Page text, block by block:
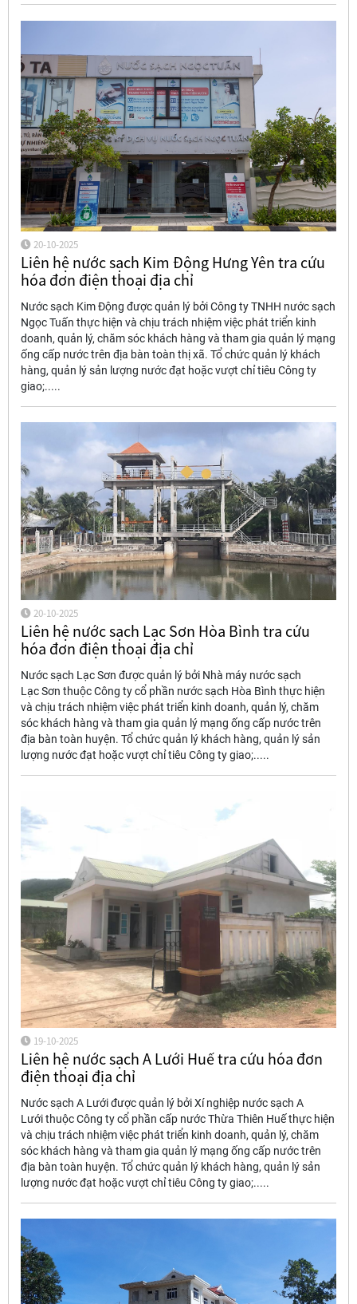
20-10-2025
Liên hệ nước sạch Kim Động Hưng Yên tra cứu
hóa đơn điện thoại địa chỉ
Nước sạch Kim Động được quản lý bởi Công ty TNHH nước sạch
Ngọc Tuấn thực hiện và chịu trách nhiệm việc phát triển kinh
doanh, quản lý, chăm sóc khách hàng và tham gia quản lý mạng
ống cấp nước trên địa bàn toàn thị xã. Tổ chức quản lý khách
hàng, quản lý sản lượng nước đạt hoặc vượt chỉ tiêu Công ty
giao;.....
20-10-2025
Liên hệ nước sạch Lạc Sơn Hòa Bình tra cứu
hóa đơn điện thoại địa chỉ
Nước sạch Lạc Sơn được quản lý bởi Nhà máy nước sạch
Lạc Sơn thuộc Công ty cổ phần nước sạch Hòa Bình thực hiện
và chịu trách nhiệm việc phát triển kinh doanh, quản lý, chăm
sóc khách hàng và tham gia quản lý mạng ống cấp nước trên
địa bàn toàn huyện. Tổ chức quản lý khách hàng, quản lý sản
lượng nước đạt hoặc vượt chỉ tiêu Công ty giao;.....
19-10-2025
Liên hệ nước sạch A Lưới Huế tra cứu hóa đơn
điện thoại địa chỉ
Nước sạch A Lưới được quản lý bởi Xí nghiệp nước sạch A
Lưới thuộc Công ty cổ phần cấp nước Thừa Thiên Huế thực hiện
và chịu trách nhiệm việc phát triển kinh doanh, quản lý, chăm
sóc khách hàng và tham gia quản lý mạng ống cấp nước trên
địa bàn toàn huyện. Tổ chức quản lý khách hàng, quản lý sản
lượng nước đạt hoặc vượt chỉ tiêu Công ty giao;.....